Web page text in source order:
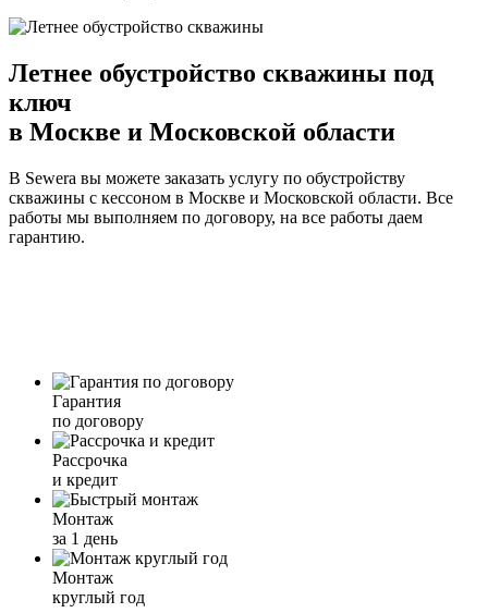
Летнее обустройство скважины под
ключ
в Москве и Московской области
В Sewera вы можете заказать услугу по обустройству
скважины с кессоном в Москве и Московской области. Все
работы мы выполняем по договору, на все работы даем
гарантию.
Гарантия
по договору
Рассрочка
и кредит
Монтаж
за 1 день
Монтаж
круглый год